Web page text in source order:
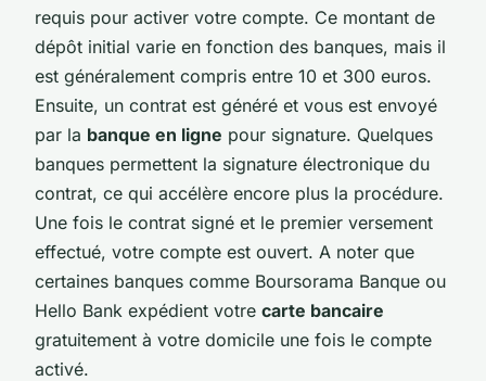
requis pour activer votre compte. Ce montant de
dépôt initial varie en fonction des banques, mais il
est généralement compris entre 10 et 300 euros.
Ensuite, un contrat est généré et vous est envoyé
par la banque en ligne pour signature. Quelques
banques permettent la signature électronique du
contrat, ce qui accélère encore plus la procédure.
Une fois le contrat signé et le premier versement
effectué, votre compte est ouvert. A noter que
certaines banques comme Boursorama Banque ou
Hello Bank expédient votre carte bancaire
gratuitement à votre domicile une fois le compte
activé.